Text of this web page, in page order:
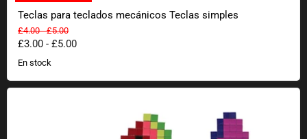
Teclas para teclados mecánicos Teclas simples
Precio original
£4.00-Precio original
£5.00
£3.00 - £5.00
En stock